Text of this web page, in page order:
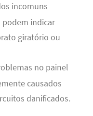
incomuns
indicar
giratório ou
no painel
causados
danificados.